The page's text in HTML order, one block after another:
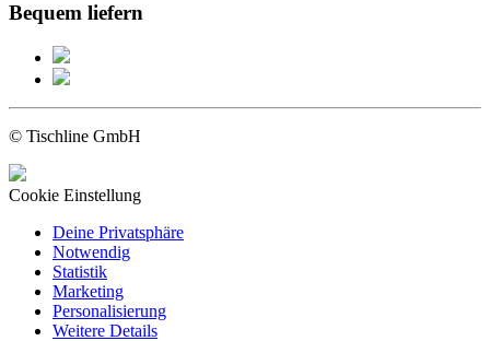
Bequem liefern
© Tischline GmbH
Cookie Einstellung
Deine Privatsphäre
Notwendig
Statistik
Marketing
Personalisierung
Weitere Details